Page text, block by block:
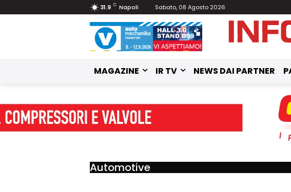
31.9 C Napoli Sabato, 08 Agosto 2026
MAGAZINE IR TV NEWS DAI PARTNER
Automotive